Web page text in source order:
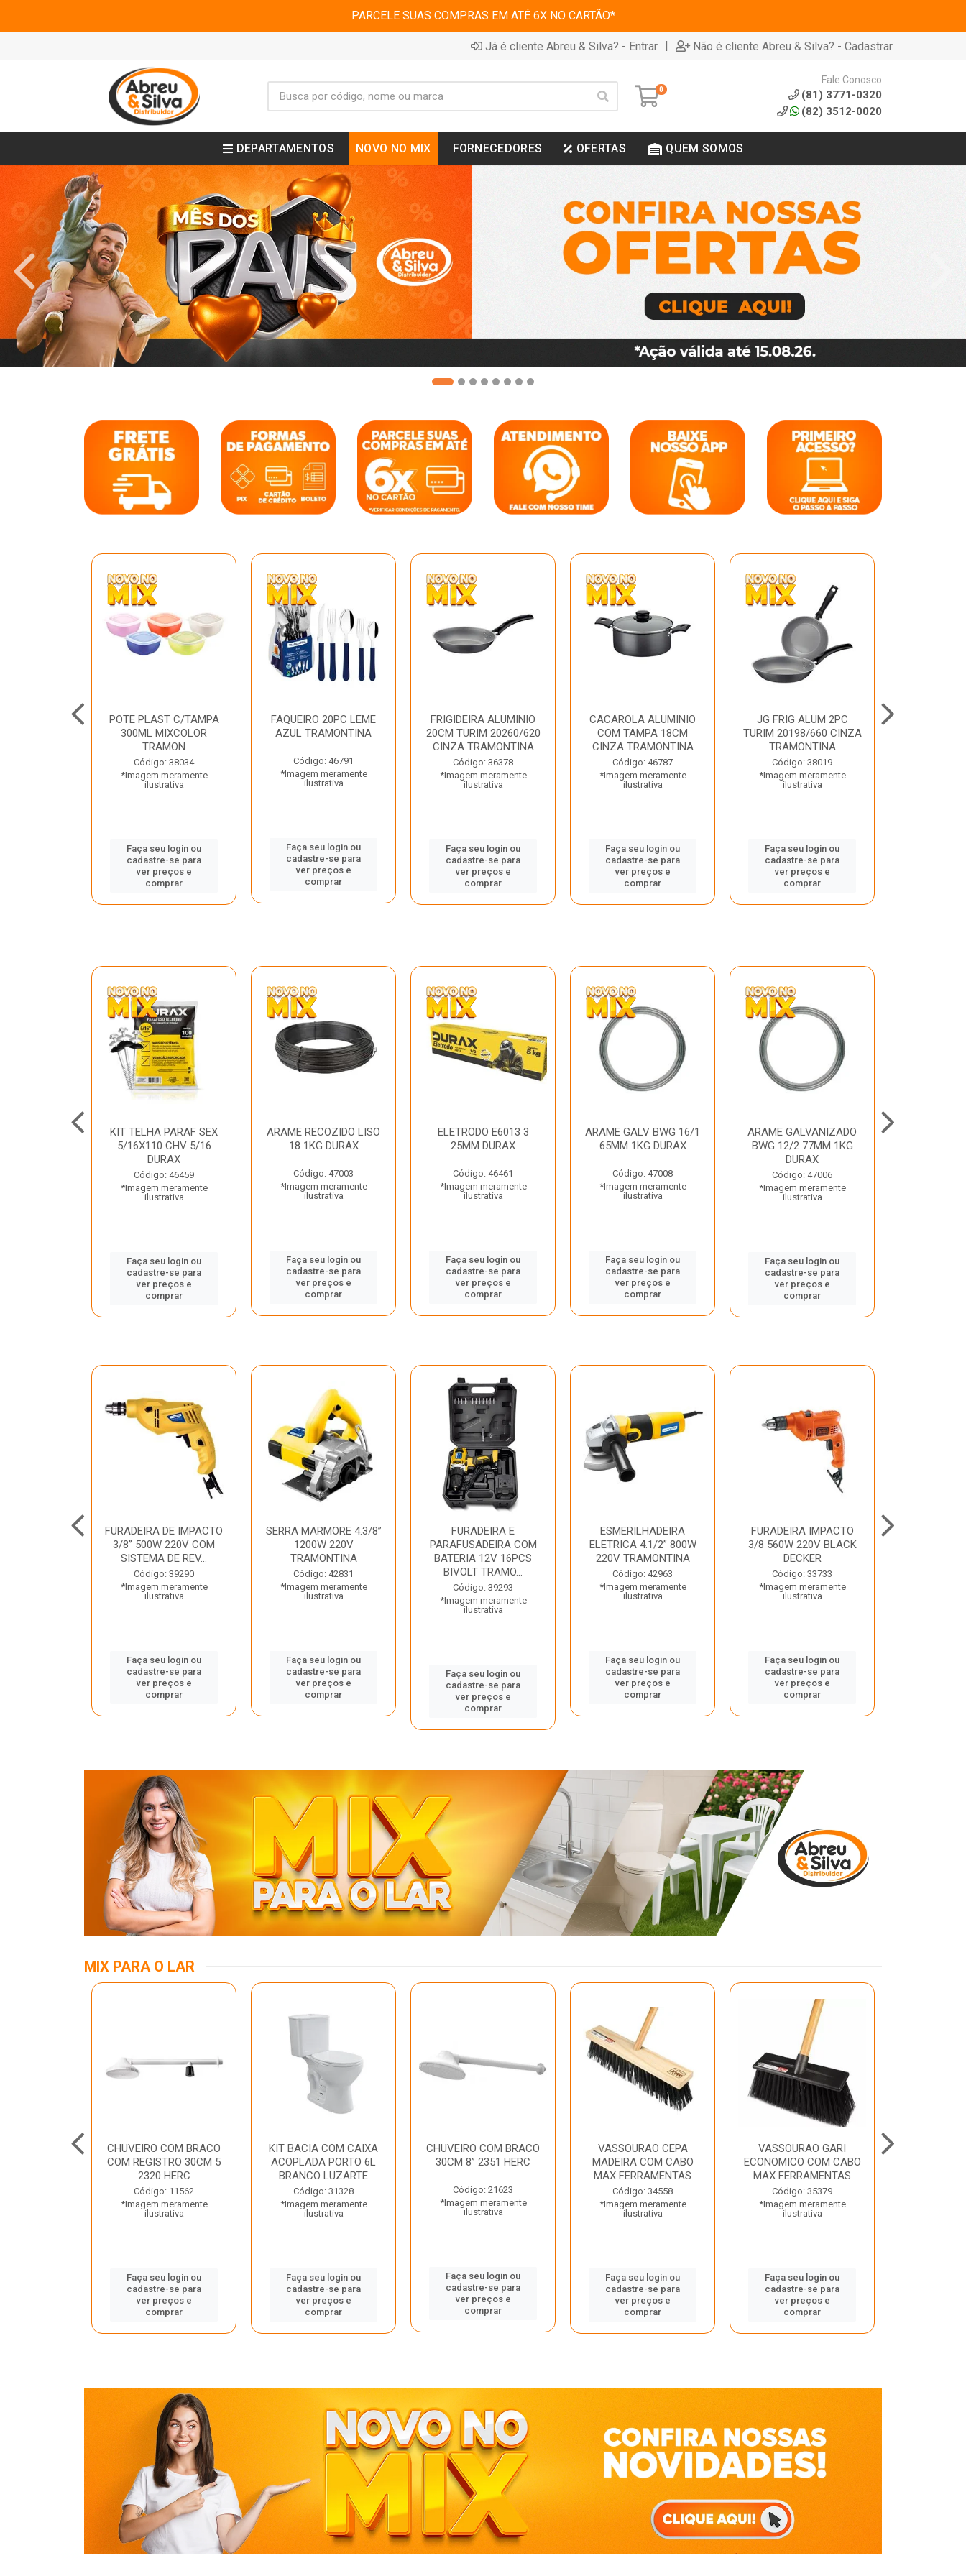
PARCELE SUAS COMPRAS EM ATÉ 6X NO CARTÃO*
Já é cliente Abreu & Silva? - Entrar | Não é cliente Abreu & Silva? - Cadastrar
0
Fale Conosco
(81) 3771-0320
(82) 3512-0020
DEPARTAMENTOS NOVO NO MIX FORNECEDORES OFERTAS QUEM SOMOS
POTE PLAST C/TAMPA
300ML MIXCOLOR
TRAMON
Código: 38034
*Imagem meramente
ilustrativa
Faça seu login ou
cadastre-se para
ver preços e
comprar
FAQUEIRO 20PC LEME
AZUL TRAMONTINA
Código: 46791
*Imagem meramente
ilustrativa
Faça seu login ou
cadastre-se para
ver preços e
comprar
FRIGIDEIRA ALUMINIO
20CM TURIM 20260/620
CINZA TRAMONTINA
Código: 36378
*Imagem meramente
ilustrativa
Faça seu login ou
cadastre-se para
ver preços e
comprar
CACAROLA ALUMINIO
COM TAMPA 18CM
CINZA TRAMONTINA
Código: 46787
*Imagem meramente
ilustrativa
Faça seu login ou
cadastre-se para
ver preços e
comprar
JG FRIG ALUM 2PC
TURIM 20198/660 CINZA
TRAMONTINA
Código: 38019
*Imagem meramente
ilustrativa
Faça seu login ou
cadastre-se para
ver preços e
comprar
KIT TELHA PARAF SEX
5/16X110 CHV 5/16
DURAX
Código: 46459
*Imagem meramente
ilustrativa
Faça seu login ou
cadastre-se para
ver preços e
comprar
ARAME RECOZIDO LISO
18 1KG DURAX
Código: 47003
*Imagem meramente
ilustrativa
Faça seu login ou
cadastre-se para
ver preços e
comprar
ELETRODO E6013 3
25MM DURAX
Código: 46461
*Imagem meramente
ilustrativa
Faça seu login ou
cadastre-se para
ver preços e
comprar
ARAME GALV BWG 16/1
65MM 1KG DURAX
Código: 47008
*Imagem meramente
ilustrativa
Faça seu login ou
cadastre-se para
ver preços e
comprar
ARAME GALVANIZADO
BWG 12/2 77MM 1KG
DURAX
Código: 47006
*Imagem meramente
ilustrativa
Faça seu login ou
cadastre-se para
ver preços e
comprar
FURADEIRA DE IMPACTO
3/8” 500W 220V COM
SISTEMA DE REV...
Código: 39290
*Imagem meramente
ilustrativa
Faça seu login ou
cadastre-se para
ver preços e
comprar
SERRA MARMORE 4.3/8”
1200W 220V
TRAMONTINA
Código: 42831
*Imagem meramente
ilustrativa
Faça seu login ou
cadastre-se para
ver preços e
comprar
FURADEIRA E
PARAFUSADEIRA COM
BATERIA 12V 16PCS
BIVOLT TRAMO...
Código: 39293
*Imagem meramente
ilustrativa
Faça seu login ou
cadastre-se para
ver preços e
comprar
ESMERILHADEIRA
ELETRICA 4.1/2” 800W
220V TRAMONTINA
Código: 42963
*Imagem meramente
ilustrativa
Faça seu login ou
cadastre-se para
ver preços e
comprar
FURADEIRA IMPACTO
3/8 560W 220V BLACK
DECKER
Código: 33733
*Imagem meramente
ilustrativa
Faça seu login ou
cadastre-se para
ver preços e
comprar
MIX PARA O LAR
CHUVEIRO COM BRACO
COM REGISTRO 30CM 5
2320 HERC
Código: 11562
*Imagem meramente
ilustrativa
Faça seu login ou
cadastre-se para
ver preços e
comprar
KIT BACIA COM CAIXA
ACOPLADA PORTO 6L
BRANCO LUZARTE
Código: 31328
*Imagem meramente
ilustrativa
Faça seu login ou
cadastre-se para
ver preços e
comprar
CHUVEIRO COM BRACO
30CM 8” 2351 HERC
Código: 21623
*Imagem meramente
ilustrativa
Faça seu login ou
cadastre-se para
ver preços e
comprar
VASSOURAO CEPA
MADEIRA COM CABO
MAX FERRAMENTAS
Código: 34558
*Imagem meramente
ilustrativa
Faça seu login ou
cadastre-se para
ver preços e
comprar
VASSOURAO GARI
ECONOMICO COM CABO
MAX FERRAMENTAS
Código: 35379
*Imagem meramente
ilustrativa
Faça seu login ou
cadastre-se para
ver preços e
comprar